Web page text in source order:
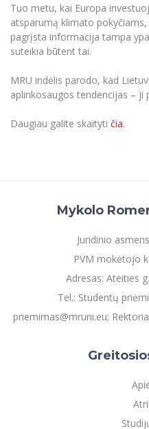
Tuo metu, kai Europa
atsparumą klimato
pagrįsta informacija tampa
suteikia būtent tai.
MRU indėlis parodo, kad
aplinkosaugos tendencijas – ji
Daugiau galite skaityti čia.
Mykolo
Juridinio
PVM mokėtojo
Adresas: Ateities
Tel.: Studentų
priemimas@mruni.eu;